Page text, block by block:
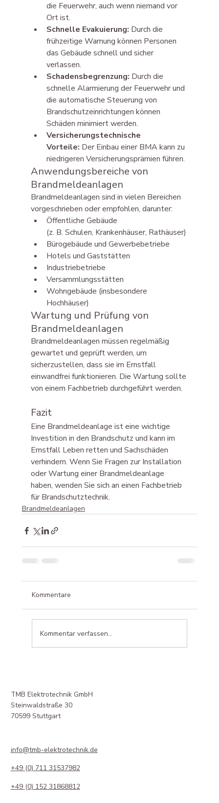
die Feuerwehr, auch wenn niemand vor
Ort ist.
Schnelle Evakuierung: Durch die
frühzeitige Warnung können Personen
das Gebäude schnell und sicher
verlassen.
Schadensbegrenzung: Durch die
schnelle Alarmierung der Feuerwehr und
die automatische Steuerung von
Brandschutzeinrichtungen können
Schäden minimiert werden.
Versicherungstechnische
Vorteile: Der Einbau einer BMA kann zu
niedrigeren Versicherungsprämien führen.
Anwendungsbereiche von
Brandmeldeanlagen
Brandmeldeanlagen sind in vielen Bereichen
vorgeschrieben oder empfohlen, darunter:
Öffentliche Gebäude
(z. B. Schulen, Krankenhäuser, Rathäuser)
Bürogebäude und Gewerbebetriebe
Hotels und Gaststätten
Industriebetriebe
Versammlungsstätten
Wohngebäude (insbesondere
Hochhäuser)
Wartung und Prüfung von
Brandmeldeanlagen
Brandmeldeanlagen müssen regelmäßig
gewartet und geprüft werden, um
sicherzustellen, dass sie im Ernstfall
einwandfrei funktionieren. Die Wartung sollte
von einem Fachbetrieb durchgeführt werden.
Fazit
Eine Brandmeldeanlage ist eine wichtige
Investition in den Brandschutz und kann im
Ernstfall Leben retten und Sachschäden
verhindern. Wenn Sie Fragen zur Installation
oder Wartung einer Brandmeldeanlage
haben, wenden Sie sich an einen Fachbetrieb
für Brandschutztechnik.
Brandmeldeanlagen
Kommentare
Kommentar verfassen...
TMB Elektrotechnik GmbH
Steinwaldstraße 30
70599 Stuttgart
info@tmb-elektrotechnik.de
+49 (0) 711 31537982
+49 (0) 152 31868812